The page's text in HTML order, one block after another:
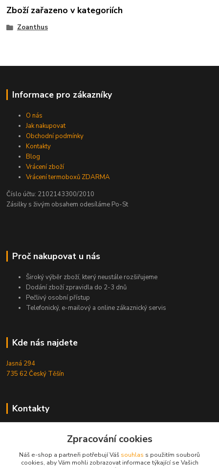
Zboží zařazeno v kategoriích
Zoanthus
Informace pro zákazníky
O nás
Jak nakupovat
Obchodní podmínky
Kontakty
Blog
Vrácení zboží
Vrácení termoboxů ZDARMA
Číslo účtu: 2102143300/2010
Zásilky s živým obsahem odesíláme Po-St
Proč nakupovat u nás
Široký výběr zboží, který neustále rozšiřujeme
Dodání zboží zpravidla do 2-3 dnů
Pečlivý osobní přístup
Telefonický, e-mailový a online zákaznický servis
Kde nás najdete
Jasná 294
735 62 Český Těšín
Kontakty
+420724095453
Zpracování cookies
Náš e-shop a partneři potřebují Váš souhlas s použitím souborů
cookies, aby Vám mohli zobrazovat informace týkající se Vašich